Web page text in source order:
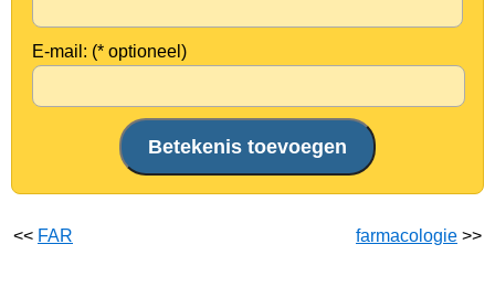
E-mail: (* optioneel)
<< FAR farmacologie >>